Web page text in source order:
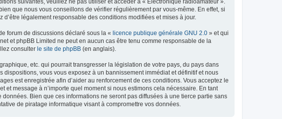
suivantes, veuillez ne pas utiliser et accéder à « Electronique radioamateur ».
que nous vous conseillons de vérifier régulièrement par vous-même. En effet, si
légalement responsable des conditions modifiées et mises à jour.
forum de discussions déclaré sous la « licence publique générale GNU 2.0 » et qui
et phpBB Limited ne peut en aucun cas être tenu comme responsable de la
consulter le site de phpBB (en anglais).
etc. qui pourrait transgresser la législation de votre pays, du pays dans
vous vous exposez à un bannissement immédiat et définitif et nous
est enregistrée afin d’aider au renforcement de ces conditions. Vous acceptez le
message à n’importe quel moment si nous estimons cela nécessaire. En tant
Bien que ces informations ne seront pas diffusées à une tierce partie sans
de piratage informatique visant à compromettre vos données.